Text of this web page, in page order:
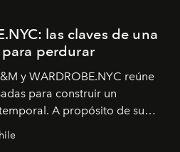
las claves de una
perdurar
y WARDROBE.NYC reúne
para construir un
A propósito de su
de diseño global de la marca